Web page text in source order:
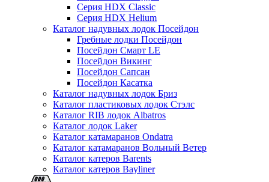
Серия HDX Classic
Серия HDX Helium
Каталог надувных лодок Посейдон
Гребные лодки Посейдон
Посейдон Смарт LE
Посейдон Викинг
Посейдон Сапсан
Посейдон Касатка
Каталог надувных лодок Бриз
Каталог пластиковых лодок Стэлс
Каталог RIB лодок Albatros
Каталог лодок Laker
Каталог катамаранов Ondatra
Каталог катамаранов Вольный Ветер
Каталог катеров Barents
Каталог катеров Bayliner